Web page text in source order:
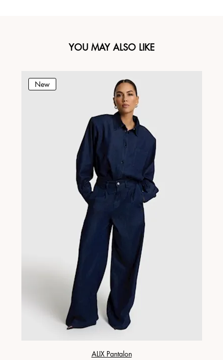
YOU MAY ALSO LIKE
New
ALIX Pantalon